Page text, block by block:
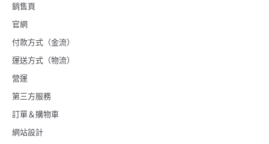
銷售頁
官網
付款方式（金流）
運送方式（物流）
營運
第三方服務
訂單＆購物車
網站設計